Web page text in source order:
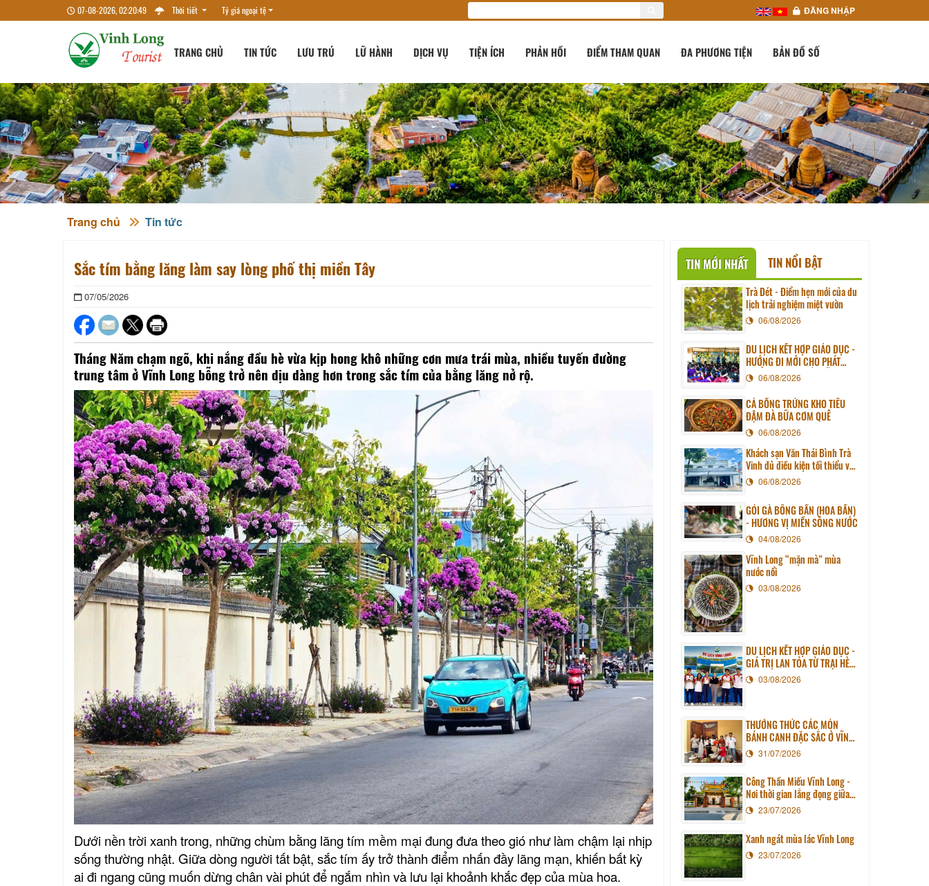
07-08-2026, 02:20:50 Thời tiết Tỷ giá ngoại tệ ĐĂNG NHẬP
TRANG CHỦ TIN TỨC LƯU TRÚ LỮ HÀNH DỊCH VỤ TIỆN ÍCH PHẢN HỒI ĐIỂM THAM QUAN ĐA PHƯƠNG TIỆN BẢN ĐỒ SỐ
Trang chủ Tin tức
Sắc tím bằng lăng làm say lòng phố thị miền Tây
07/05/2026
Tháng Năm chạm ngõ, khi nắng đầu hè vừa kịp hong khô những cơn mưa trái mùa, nhiều tuyến đường
trung tâm ở Vĩnh Long bỗng trở nên dịu dàng hơn trong sắc tím của bằng lăng nở rộ.
Dưới nền trời xanh trong, những chùm bằng lăng tím mềm mại đung đưa theo gió như làm chậm lại nhịp
sống thường nhật. Giữa dòng người tất bật, sắc tím ấy trở thành điểm nhấn đầy lãng mạn, khiến bất kỳ
ai đi ngang cũng muốn dừng chân vài phút để ngắm nhìn và lưu lại khoảnh khắc đẹp của mùa hoa.
TIN MỚI NHẤT TIN NỔI BẬT
Trà Đét - Điểm hẹn mới của du
lịch trải nghiệm miệt vườn
06/08/2026
DU LỊCH KẾT HỢP GIÁO DỤC -
HƯỚNG ĐI MỚI CHO PHÁT
TRIỂN DU LỊCH BỀN VỮNG
06/08/2026
CÁ BỐNG TRỨNG KHO TIÊU
ĐẬM ĐÀ BỮA CƠM QUÊ
06/08/2026
Khách sạn Văn Thái Bình Trà
Vinh đủ điều kiện tối thiểu về
cơ sở vật chất kỹ thuật và
dịch vụ của cơ sở lưu trú du
lịch
06/08/2026
GỎI GÀ BÔNG BẦN (HOA BẦN)
- HƯƠNG VỊ MIỀN SÔNG NƯỚC
04/08/2026
Vĩnh Long “mặn mà” mùa
nước nổi
03/08/2026
DU LỊCH KẾT HỢP GIÁO DỤC -
GIÁ TRỊ LAN TỎA TỪ TRẠI HÈ
PHƯƠNG NAM NĂM 2026
03/08/2026
THƯỞNG THỨC CÁC MÓN
BÁNH CANH ĐẶC SẮC Ở VĨNH
LONG31/07/2026
Công Thần Miếu Vĩnh Long -
Nơi thời gian lắng đọng giữa
lòng phố thị
23/07/2026
Xanh ngát mùa lác Vĩnh Long
23/07/2026